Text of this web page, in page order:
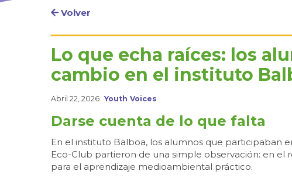
Volver
Lo que echa raíces: los
cambio en el instituto
Abril 22, 2026 Youth Voices
Darse cuenta de lo que falta
En el instituto Balboa, los alumnos que participaban
Eco-Club partieron de una simple observación: en
para el aprendizaje medioambiental práctico.